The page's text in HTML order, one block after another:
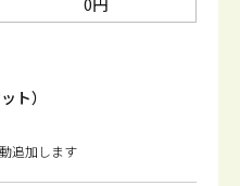
ト）
追加します